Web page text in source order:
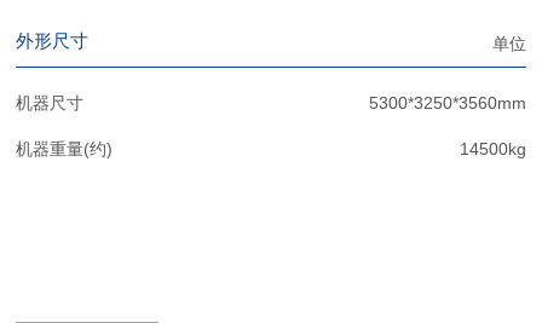
外形尺寸 单位
机器尺寸 5300*3250*3560mm
机器重量(约) 14500kg